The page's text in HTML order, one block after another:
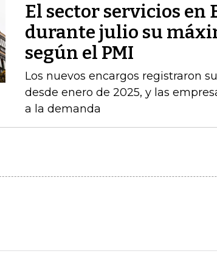
El sector servicios en
durante julio su
según el PMI
Los nuevos encargos registraron
desde enero de 2025, y las
a la demanda